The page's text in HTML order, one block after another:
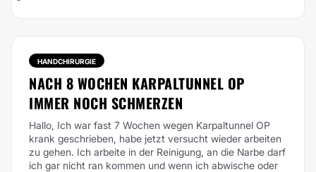
HANDCHIRURGIE
NACH 8 WOCHEN KARPALTUNNEL OP
IMMER NOCH SCHMERZEN
Hallo, Ich war fast 7 Wochen wegen Karpaltunnel OP
krank geschrieben, habe jetzt versucht wieder arbeiten
zu gehen. Ich arbeite in der Reinigung, an die Narbe darf
ich gar nicht ran kommen und wenn ich abwische oder